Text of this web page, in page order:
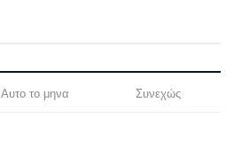
Αυτο το μηνα Συνεχώς